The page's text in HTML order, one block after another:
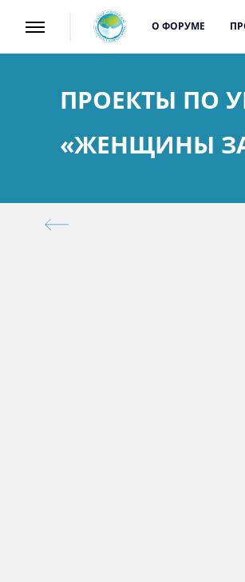
О ФОРУМЕ
ПРОЕКТЫ ПО
«ЖЕНЩИНЫ